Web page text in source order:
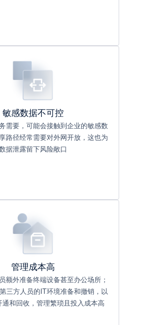
敏感数据不可控
需要，可能会接触到企业的敏感数
路径经常需要对外网开放，这也为
据泄露留下风险敞口
管理成本高
额外准备终端设备甚至办公场所；
三方人员的IT环境准备和撤销，以
通和回收，管理繁琐且投入成本高